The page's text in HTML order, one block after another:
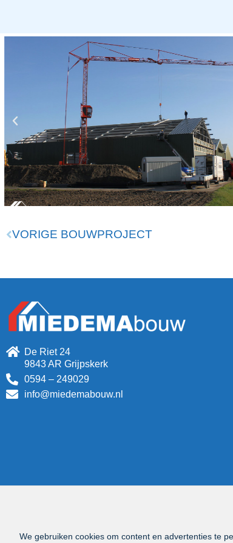
VORIGE BOUWPROJECT
De Riet 24
9843 AR Grijpskerk
0594 – 249029
info@miedemabouw.nl
We gebruiken cookies om content en advertenties te